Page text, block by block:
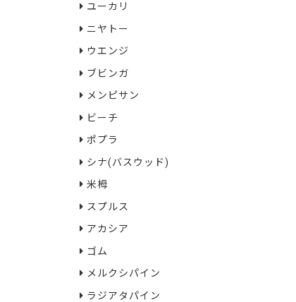
ユーカリ
ニヤトー
ウエンジ
ブビンガ
メンピサン
ビーチ
ポプラ
シナ(バスウッド)
米栂
スプルス
アカシア
ゴム
メルクシパイン
ラジアタパイン